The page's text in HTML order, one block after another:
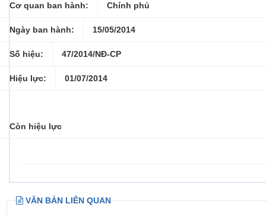
Cơ quan ban hành: Chính phủ
Ngày ban hành: 15/05/2014
Số hiệu: 47/2014/NĐ-CP
Hiệu lực: 01/07/2014
Còn hiệu lực
VĂN BẢN LIÊN QUAN